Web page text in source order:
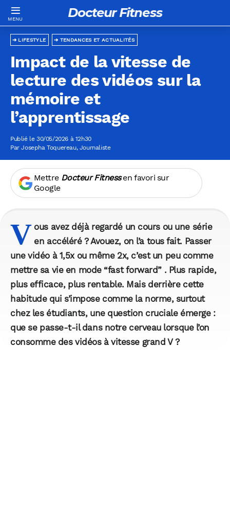
Docteur Fitness
TENDANCES ET ACTUALITÉS
LIFESTYLE
Impact de la vitesse de
lecture des vidéos sur la
mémoire et
l’apprentissage
Publié le 30/05/2026 à 12h30
ParJosepha Toquereau, Journaliste
Mettre Docteur Fitnessen favori sur
Google
V ous avez déjà regardé un cours ou une série
en accéléré ? Avouez, on l’a tous fait. Passer
une vidéo à 1,5x ou même 2x, c’est un peu comme
mettre sa vie en mode “fast forward” . Plus rapide,
plus efficace, plus rentable. Mais derrière cette
habitude qui s’impose comme la norme, surtout
chez les étudiants, une question cruciale émerge :
que se passe-t-il dans notre cerveau lorsque l’on
consomme des vidéos à vitesse grand V ?